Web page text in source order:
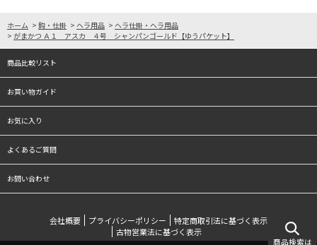
ホーム > 鈎・仕掛 > ヘラ用品 > ヘラ仕掛・ヘラ用品
> がまかつ Ａ１ アスカ ４号 シャンパンゴールド【ゆうパケット】
商品比較リスト
お買い物ガイド
お気に入り
よくあるご質問
お問い合わせ
会社概要 プライバシーポリシー
特定商取引法に基づく表示
古物営業法に基づく表示
商品検索は